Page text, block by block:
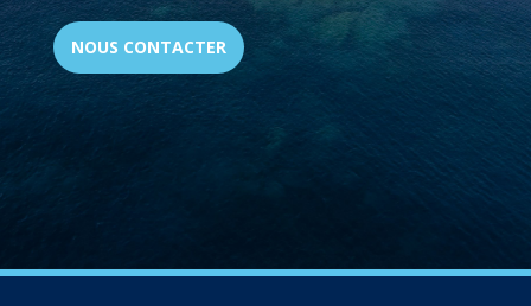
NOUS CONTACTER